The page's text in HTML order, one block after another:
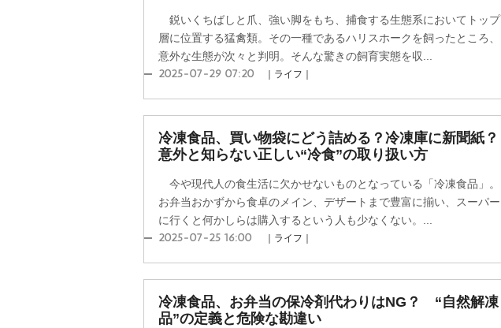
鋭いくちばしと爪、強い脚をもち、捕食する生態系においてトップ
層に位置する猛禽類。その一種であるハリスホークを飼ったところ、
意外な生態が次々と判明。そんな驚きの飼育実態を収...
2025-07-29 07:20 ｜ライフ｜
冷凍食品、買い物袋にどう詰める？冷凍庫に新聞紙？
意外と知らない正しい“冷食”の取り扱い方
今や現代人の食生活に欠かせないものとなっている「冷凍食品」。
お弁当おかずから食卓のメイン、デザートまで豊富に揃い、スーパー
に行くと何かしらは購入するという人も少なくない。...
2025-07-25 16:00 ｜ライフ｜
冷凍食品、お弁当の保冷剤代わりはNG？ “自然解凍
品”の定義と危険な勘違い